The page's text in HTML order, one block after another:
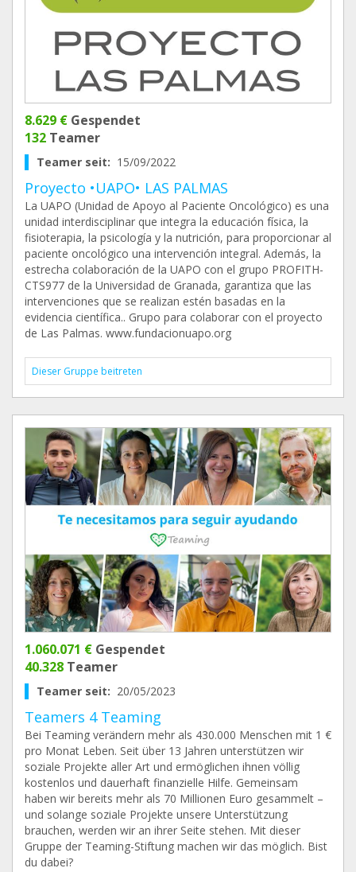
8.629 € Gespendet
132 Teamer
Teamer seit: 15/09/2022
Proyecto •UAPO• LAS PALMAS
La UAPO (Unidad de Apoyo al Paciente Oncológico) es una
unidad interdisciplinar que integra la educación física, la
fisioterapia, la psicología y la nutrición, para proporcionar al
paciente oncológico una intervención integral. Además, la
estrecha colaboración de la UAPO con el grupo PROFITH-
CTS977 de la Universidad de Granada, garantiza que las
intervenciones que se realizan estén basadas en la
evidencia científica.. Grupo para colaborar con el proyecto
de Las Palmas. www.fundacionuapo.org
Dieser Gruppe beitreten
1.060.071 € Gespendet
40.328 Teamer
Teamer seit: 20/05/2023
Teamers 4 Teaming
Bei Teaming verändern mehr als 430.000 Menschen mit 1 €
pro Monat Leben. Seit über 13 Jahren unterstützen wir
soziale Projekte aller Art und ermöglichen ihnen völlig
kostenlos und dauerhaft finanzielle Hilfe. Gemeinsam
haben wir bereits mehr als 70 Millionen Euro gesammelt –
und solange soziale Projekte unsere Unterstützung
brauchen, werden wir an ihrer Seite stehen. Mit dieser
Gruppe der Teaming-Stiftung machen wir das möglich. Bist
du dabei?